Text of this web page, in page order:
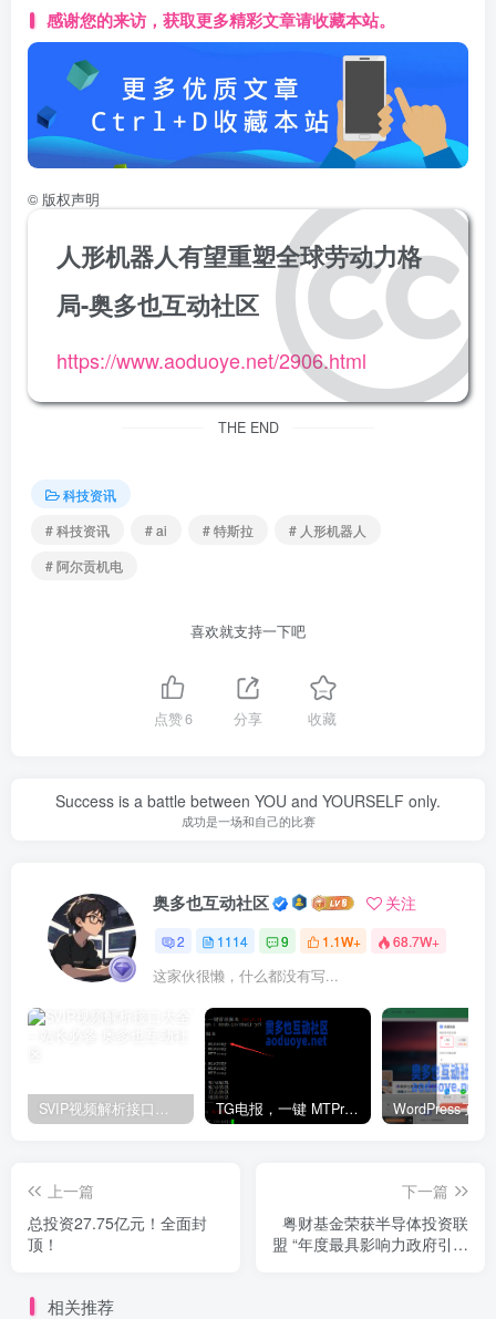
感谢您的来访，获取更多精彩文章请收藏本站。
© 版权声明
人形机器人有望重塑全球劳动力格
局-奥多也互动社区
https://www.aoduoye.net/2906.html
THE END
科技资讯
# 科技资讯
# ai # 特斯拉
# 人形机器人
# 阿尔贡机电
喜欢就支持一下吧
点赞6 分享 收藏
Success is a battle between YOU and YOURSELF only.
成功是一场和自己的比赛
奥多也互动社区 关注
2 1114 9 1.1W+ 68.7W+
这家伙很懒，什么都没有写...
SVIP视频解析接口大全 – 站长必备 TG电报，一键 MTProxy 网络代理工具脚本
上一篇
总投资27.75亿元！全面封
顶！
下一篇
粤财基金荣获半导体投资联
盟 “年度最具影响力政府引导
相关推荐